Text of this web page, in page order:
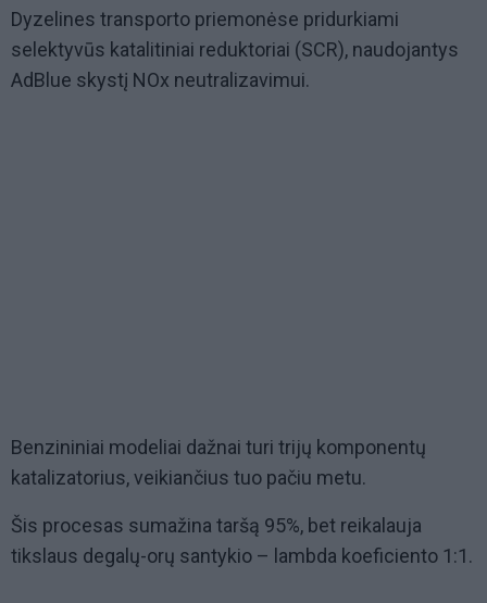
Dyzelines transporto priemonėse pridurkiami
selektyvūs katalitiniai reduktoriai (SCR), naudojantys
AdBlue skystį NOx neutralizavimui.
Benzininiai modeliai dažnai turi trijų komponentų
katalizatorius, veikiančius tuo pačiu metu.
Šis procesas sumažina taršą 95%, bet reikalauja
tikslaus degalų-orų santykio – lambda koeficiento 1:1.